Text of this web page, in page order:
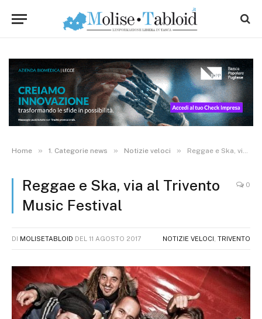
Home » 1. Categorie news » Notizie veloci » Reggae e Ska, via al Trivento Music Festival
Reggae e Ska, via al Trivento
Music Festival
0
DI MOLISETABLOID DEL 11 AGOSTO 2017 NOTIZIE VELOCI TRIVENTO